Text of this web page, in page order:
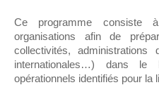
Ce programme
organisations afin de
collectivités, administrations
internationales…) dans
opérationnels identifiés pour la